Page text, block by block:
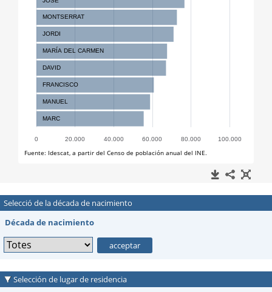
Selecció de la década de nacimiento
Década de nacimiento
Selección de lugar de residencia